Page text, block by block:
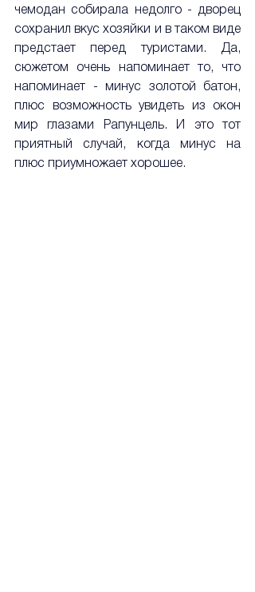
чемодан собирала недолго - дворец
сохранил вкус хозяйки и в таком виде
предстает перед туристами. Да,
сюжетом очень напоминает то, что
напоминает - минус золотой батон,
плюс возможность увидеть из окон
мир глазами Рапунцель. И это тот
приятный случай, когда минус на
плюс приумножает хорошее.